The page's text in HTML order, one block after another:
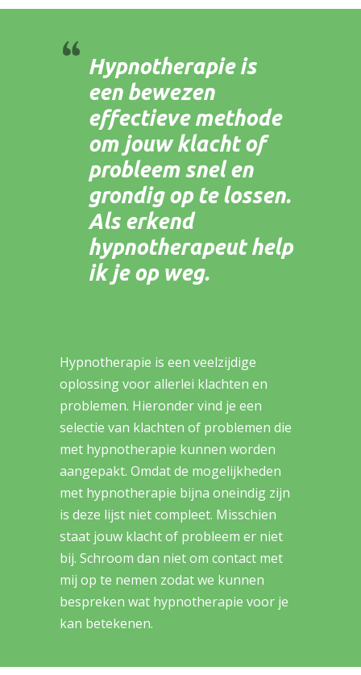
Hypnotherapie is
een bewezen
effectieve methode
om jouw klacht of
probleem snel en
grondig op te lossen.
Als erkend
hypnotherapeut help
ik je op weg.
Hypnotherapie is een veelzijdige
oplossing voor allerlei klachten en
problemen. Hieronder vind je een
selectie van klachten of problemen die
met hypnotherapie kunnen worden
aangepakt. Omdat de mogelijkheden
met hypnotherapie bijna oneindig zijn
is deze lijst niet compleet. Misschien
staat jouw klacht of probleem er niet
bij. Schroom dan niet om contact met
mij op te nemen zodat we kunnen
bespreken wat hypnotherapie voor je
kan betekenen.